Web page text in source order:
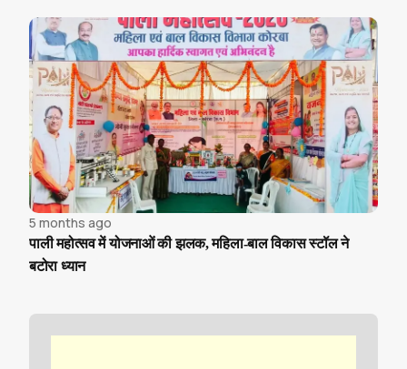
5 months ago
पाली महोत्सव में योजनाओं की झलक, महिला-बाल विकास स्टॉल ने
बटोरा ध्यान